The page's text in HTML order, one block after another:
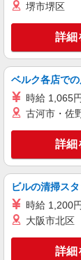
アルバイト パー
株式会社
堺市堺区
詳細
ベルク各店で
時給 1,065円
古河市・佐
詳細
ビルの清掃ス
時給 1,200
大阪市北区
詳細